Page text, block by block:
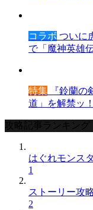
コラボ ついに
で「魔神英雄
特集 『鈴蘭の
道」を解禁ッ
攻略記事ランキング
はぐれモンス
1
ストーリー攻
2